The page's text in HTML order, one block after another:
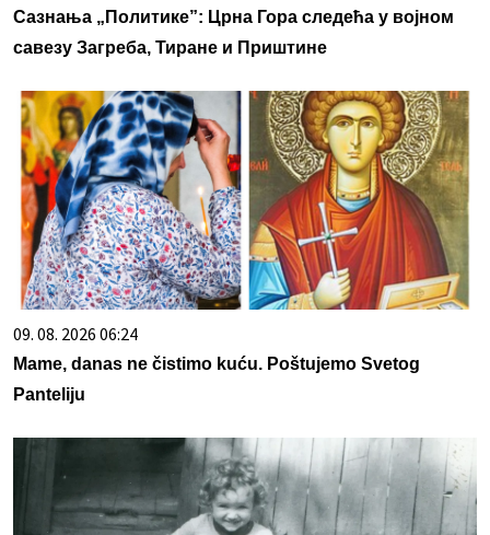
Сазнања „Политике”: Црна Гора следећа у војном
савезу Загреба, Тиране и Приштине
09. 08. 2026 06:24
Mame, danas ne čistimo kuću. Poštujemo Svetog
Panteliju